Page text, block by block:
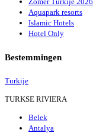
Aquapark resorts
Islamic Hotels
Hotel Only
Bestemmingen
Turkije
TURKSE RIVIERA
Belek
Antalya